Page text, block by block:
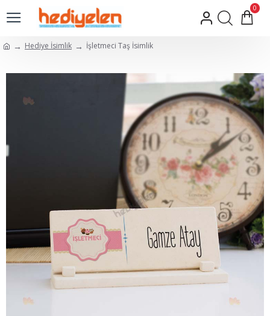
0
Hediye İsimlik İşletmeci Taş İsimlik